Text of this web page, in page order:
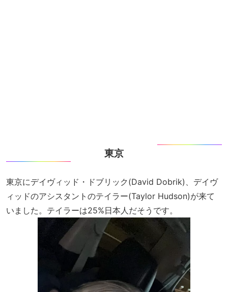
東京
東京にデイヴィッド・ドブリック(David Dobrik)、デイヴ
ィッドのアシスタントのテイラー(Taylor Hudson)が来て
いました。テイラーは25%日本人だそうです。